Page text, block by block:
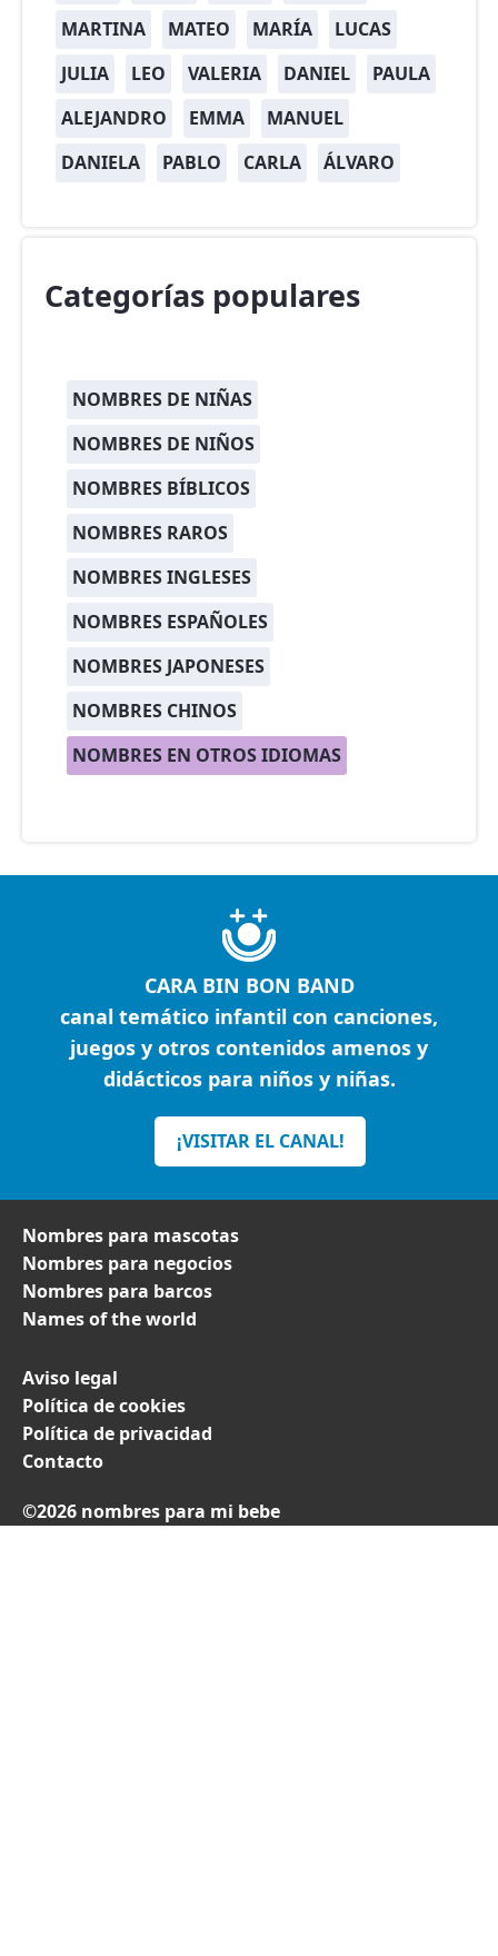
MARTINA MATEO MARÍA
LUCAS
JULIA
LEO VALERIA DANIEL
PAULA
ALEJANDRO
EMMA
MANUEL
DANIELA
PABLO CARLA ÁLVARO
Categorías populares
NOMBRES DE NIÑAS
NOMBRES DE NIÑOS
NOMBRES BÍBLICOS
NOMBRES RAROS
NOMBRES INGLESES
NOMBRES ESPAÑOLES
NOMBRES JAPONESES
NOMBRES CHINOS
NOMBRES EN OTROS IDIOMAS
CARA BIN BON BAND
canal temático infantil con canciones,
juegos y otros contenidos amenos y
didácticos para niños y niñas.
¡VISITAR EL CANAL!
Nombres para mascotas
Nombres para negocios
Nombres para barcos
Names of the world
Aviso legal
Política de cookies
Política de privacidad
Contacto
©2026 nombres para mi bebe